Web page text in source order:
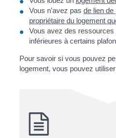
Vous n'avez pas de lien de
propriétaire du logement
Vous avez des ressources
inférieures à certains
Pour savoir si vous pouvez
logement, vous pouvez